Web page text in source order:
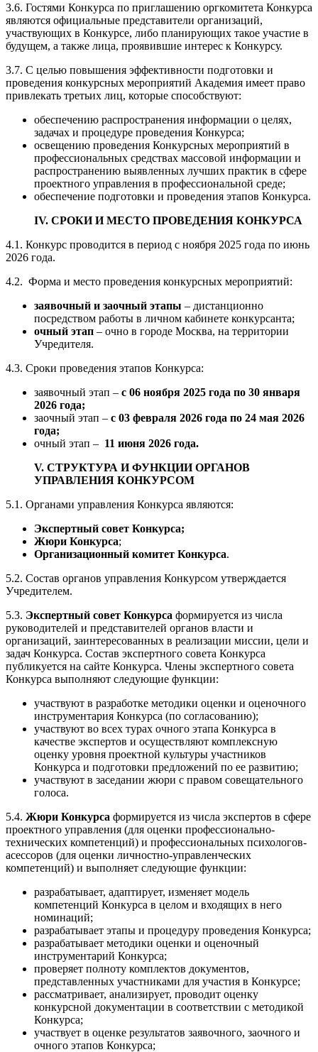
3.6. Гостями Конкурса по приглашению оргкомитета Конкурса
являются официальные представители организаций,
участвующих в Конкурсе, либо планирующих такое участие в
будущем, а также лица, проявившие интерес к Конкурсу.
3.7. С целью повышения эффективности подготовки и
проведения конкурсных мероприятий Академия имеет право
привлекать третьих лиц, которые способствуют:
обеспечению распространения информации о целях,
задачах и процедуре проведения Конкурса;
освещению проведения Конкурсных мероприятий в
профессиональных средствах массовой информации и
распространению выявленных лучших практик в сфере
проектного управления в профессиональной среде;
обеспечение подготовки и проведения этапов Конкурса.
IV. СРОКИ И МЕСТО ПРОВЕДЕНИЯ КОНКУРСА
4.1. Конкурс проводится в период с ноября 2025 года по июнь
2026 года.
4.2. Форма и место проведения конкурсных мероприятий:
заявочный и заочный этапы – дистанционно
посредством работы в личном кабинете конкурсанта;
очный этап – очно в городе Москва, на территории
Учредителя.
4.3. Сроки проведения этапов Конкурса:
заявочный этап – с 06 ноября 2025 года по 30 января
2026 года;
заочный этап – с 03 февраля 2026 года по 24 мая 2026
года;
очный этап – 11 июня 2026 года.
V. СТРУКТУРА И ФУНКЦИИ ОРГАНОВ
УПРАВЛЕНИЯ КОНКУРСОМ
5.1. Органами управления Конкурса являются:
Экспертный совет Конкурса;
Жюри Конкурса;
Организационный комитет Конкурса.
5.2. Состав органов управления Конкурсом утверждается
Учредителем.
5.3. Экспертный совет Конкурса формируется из числа
руководителей и представителей органов власти и
организаций, заинтересованных в реализации миссии, цели и
задач Конкурса. Состав экспертного совета Конкурса
публикуется на сайте Конкурса. Члены экспертного совета
Конкурса выполняют следующие функции:
участвуют в разработке методики оценки и оценочного
инструментария Конкурса (по согласованию);
участвуют во всех турах очного этапа Конкурса в
качестве экспертов и осуществляют комплексную
оценку уровня проектной культуры участников
Конкурса и подготовки предложений по ее развитию;
участвуют в заседании жюри с правом совещательного
голоса.
5.4. Жюри Конкурса формируется из числа экспертов в сфере
проектного управления (для оценки профессионально-
технических компетенций) и профессиональных психологов-
асессоров (для оценки личностно-управленческих
компетенций) и выполняет следующие функции:
разрабатывает, адаптирует, изменяет модель
компетенций Конкурса в целом и входящих в него
номинаций;
разрабатывает этапы и процедуру проведения Конкурса;
разрабатывает методики оценки и оценочный
инструментарий Конкурса;
проверяет полноту комплектов документов,
представленных участниками для участия в Конкурсе;
рассматривает, анализирует, проводит оценку
конкурсной документации в соответствии с методикой
Конкурса;
участвует в оценке результатов заявочного, заочного и
очного этапов Конкурса;